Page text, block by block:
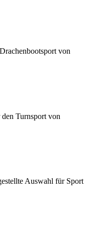
von
Turnsport von
Auswahl für Sport